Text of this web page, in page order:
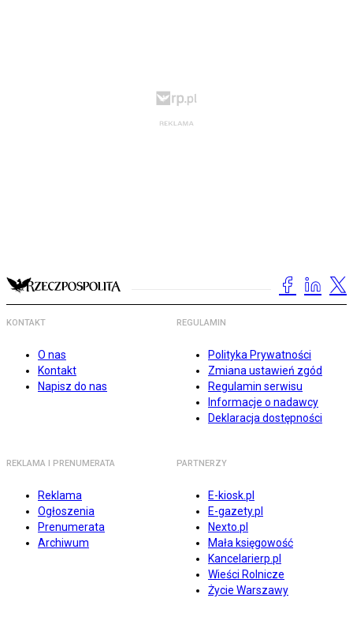
KONTAKT
O nas
Kontakt
Napisz do nas
REGULAMIN
Polityka Prywatności
Zmiana ustawień zgód
Regulamin serwisu
Informacje o nadawcy
Deklaracja dostępności
REKLAMA I PRENUMERATA
Reklama
Ogłoszenia
Prenumerata
Archiwum
PARTNERZY
E-kiosk.pl
E-gazety.pl
Nexto.pl
Mała księgowość
Kancelarierp.pl
Wieści Rolnicze
Życie Warszawy